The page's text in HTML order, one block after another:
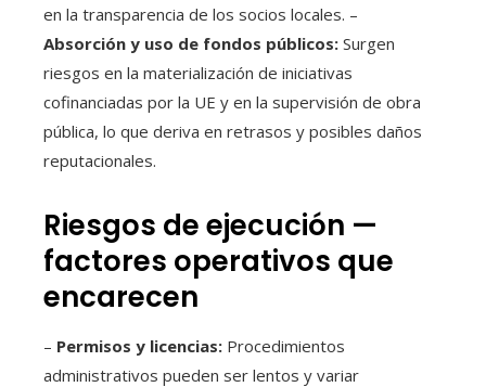
en la transparencia de los socios locales. –
Absorción y uso de fondos públicos: Surgen
riesgos en la materialización de iniciativas
cofinanciadas por la UE y en la supervisión de obra
pública, lo que deriva en retrasos y posibles daños
reputacionales.
Riesgos de ejecución —
factores operativos que
encarecen
– Permisos y licencias: Procedimientos
administrativos pueden ser lentos y variar